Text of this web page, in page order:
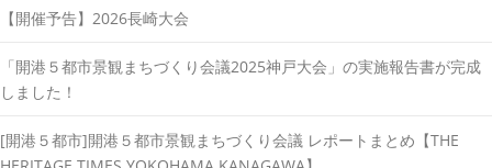
【開催予告】2026長崎大会
「開港５都市景観まちづくり会議2025神戸大会」の実施報告書が完成
しました！
[開港５都市]開港５都市景観まちづくり会議 レポートまとめ【THE